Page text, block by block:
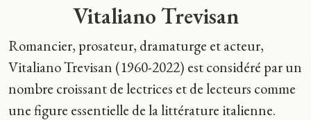
Vitaliano Trevisan
Romancier, prosateur, dramaturge et acteur,
Vitaliano Trevisan (1960-2022) est considéré par un
nombre croissant de lectrices et de lecteurs comme
une figure essentielle de la littérature italienne.